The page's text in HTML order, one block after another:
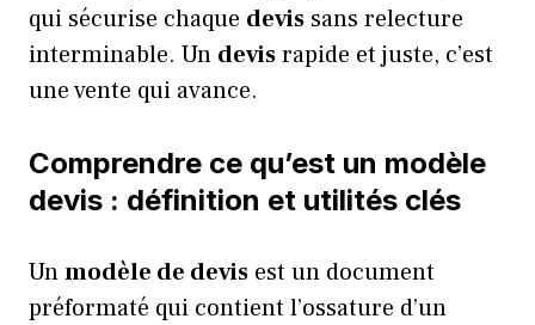
qui sécurise chaque devis sans relecture
interminable. Un devisrapide et juste, c’est
une vente qui avance.
Comprendre ce qu’est un modèle
devis : définition et utilités clés
Unmodèle de devis est un document
préformaté qui contient l’ossature d’un